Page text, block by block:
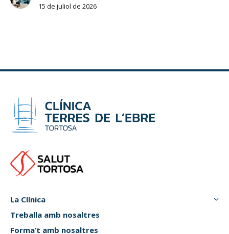
15 de juliol de 2026
La Clínica
Treballa amb nosaltres
Forma’t amb nosaltres